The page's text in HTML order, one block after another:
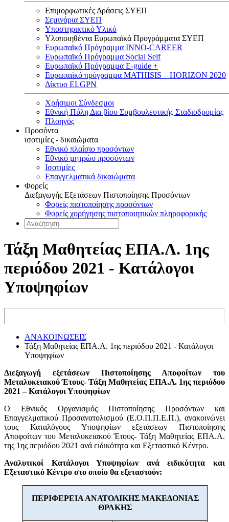
Επιμορφωτικές Δράσεις ΣΥΕΠ
Σεμινάρια ΣΥΕΠ
Υποστηρικτικό Υλικό
Υλοποιηθέντα Ευρωπαϊκά Προγράμματα ΣΥΕΠ
Ευρωπαϊκό Πρόγραμμα INNO-CAREER
Ευρωπαϊκό Πρόγραμμα Social Self
Ευρωπαϊκό Πρόγραμμα E-guide +
Ευρωπαϊκό πρόγραμμα MATHISIS – HORIZON 2020
Δίκτυο ELGPN
Χρήσιμοι Σύνδεσμοι
Εθνική Πύλη Δια βίου Συμβουλευτικής Σταδιοδρομίας
Πλοηγός
Προσόντα
ισοτιμίες - δικαιώματα
Εθνικό πλαίσιο προσόντων
Εθνικό μητρώο προσόντων
Ισοτιμίες
Επαγγελματικά δικαιώματα
Φορείς
Διεξαγωγής Εξετάσεων Πιστοποίησης Προσόντων
Φορείς πιστοποίησης προσόντων
Φορείς χορήγησης πιστοποιητικών πληροφορικής
Τάξη Μαθητείας ΕΠΑ.Λ. 1ης
περιόδου 2021 - Κατάλογοι
Υποψηφίων
ΑΝΑΚΟΙΝΩΣΕΙΣ
Τάξη Μαθητείας ΕΠΑ.Λ. 1ης περιόδου 2021 - Κατάλογοι
Υποψηφίων
Διεξαγωγή εξετάσεων Πιστοποίησης Αποφοίτων του
Μεταλυκειακού Έτους- Τάξη Μαθητείας ΕΠΑ.Λ. 1ης περιόδου
2021 – Κατάλογοι Υποψηφίων
Ο Εθνικός Οργανισμός Πιστοποίησης Προσόντων και
Επαγγελματικού Προσανατολισμού (Ε.Ο.Π.Π.Ε.Π.), ανακοινώνει
τους Καταλόγους Υποψηφίων εξετάσεων Πιστοποίησης
Αποφοίτων του Μεταλυκειακού Έτους- Τάξη Μαθητείας ΕΠΑ.Λ.
της 1ης περιόδου 2021 ανά ειδικότητα και Εξεταστικό Κέντρο.
Αναλυτικοί Κατάλογοι Υποψηφίων ανά ειδικότητα και
Εξεταστικό Κέντρο στο οποίο θα εξεταστούν:
ΠΕΡΙΦΕΡΕΙΑ ΑΝΑΤΟΛΙΚΗΣ ΜΑΚΕΔΟΝΙΑΣ
ΘΡΑΚΗΣ